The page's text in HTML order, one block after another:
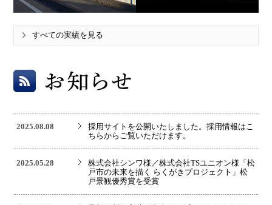
すべての実績を見る
2025.08.08
採用サイトを公開いたしました。採用情報はこ
ちらからご覧いただけます。
2025.05.28
株式会社シンワ様／株式会社TSユニオン様「松
戸市の未来を描く らくがきプロジェクト」松
戸景観優秀賞を受賞